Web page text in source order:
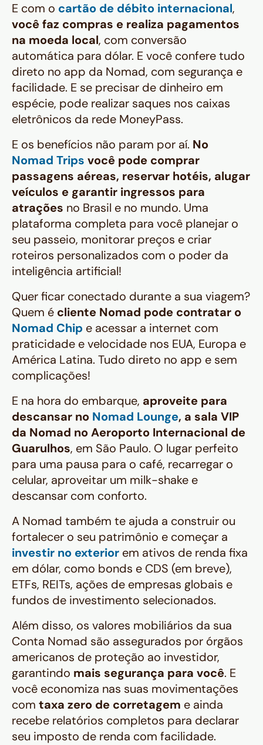
E com o cartão de débito internacional,
você faz compras e realiza pagamentos
na moeda local, com conversão
automática para dólar. E você confere tudo
direto no app da Nomad, com segurança e
facilidade. E se precisar de dinheiro em
espécie, pode realizar saques nos caixas
eletrônicos da rede MoneyPass.
E os benefícios não param por aí. No
Nomad Trips você pode comprar
passagens aéreas, reservar hotéis, alugar
veículos e garantir ingressos para
atrações no Brasil e no mundo. Uma
plataforma completa para você planejar o
seu passeio, monitorar preços e criar
roteiros personalizados com o poder da
inteligência artificial!
Quer ficar conectado durante a sua viagem?
Quem é cliente Nomad pode contratar o
Nomad Chip e acessar a internet com
praticidade e velocidade nos EUA, Europa e
América Latina. Tudo direto no app e sem
complicações!
E na hora do embarque, aproveite para
descansar no Nomad Lounge, a sala VIP
da Nomad no Aeroporto Internacional de
Guarulhos, em São Paulo. O lugar perfeito
para uma pausa para o café, recarregar o
celular, aproveitar um milk-shake e
descansar com conforto.
A Nomad também te ajuda a construir ou
fortalecer o seu patrimônio e começar a
investir no exterior em ativos de renda fixa
em dólar, como bonds e CDS (em breve),
ETFs, REITs, ações de empresas globais e
fundos de investimento selecionados.
Além disso, os valores mobiliários da sua
Conta Nomad são assegurados por órgãos
americanos de proteção ao investidor,
garantindo mais segurança para você. E
você economiza nas suas movimentações
com taxa zero de corretagem e ainda
recebe relatórios completos para declarar
seu imposto de renda com facilidade.